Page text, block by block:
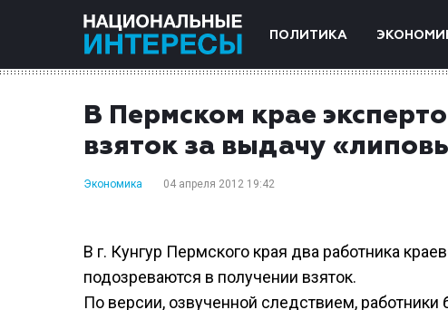
ПОЛИТИКА
В Пермском крае
взяток за выдачу
Экономика 04 апреля 2012 19:42
В г. Кунгур Пермского края два работника
подозреваются в получении взяток.
По версии, озвученной следствием,